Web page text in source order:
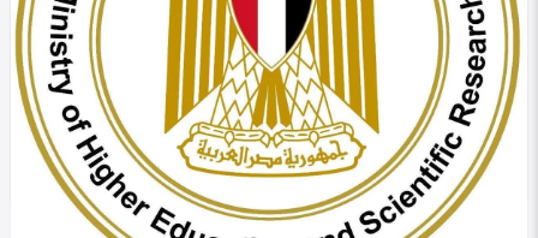
في التصنيف
التعليم
الحد الأدنى للقبول صيدلة خاص وأهلي 2025: دليل
شامل
Shahenda hassan
271